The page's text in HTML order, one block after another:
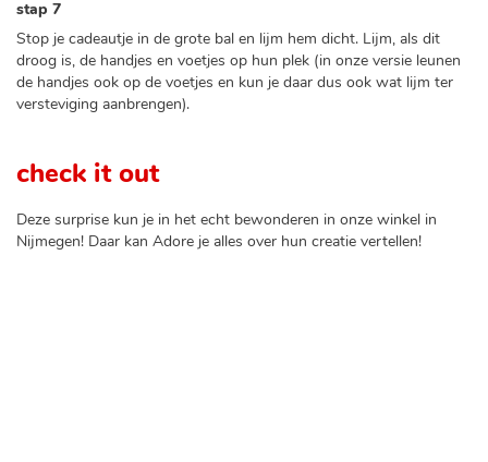
stap 7
Stop je cadeautje in de grote bal en lijm hem dicht. Lijm, als dit
droog is, de handjes en voetjes op hun plek (in onze versie leunen
de handjes ook op de voetjes en kun je daar dus ook wat lijm ter
versteviging aanbrengen).
check it out
Deze surprise kun je in het echt bewonderen in onze winkel in
Nijmegen! Daar kan Adore je alles over hun creatie vertellen!